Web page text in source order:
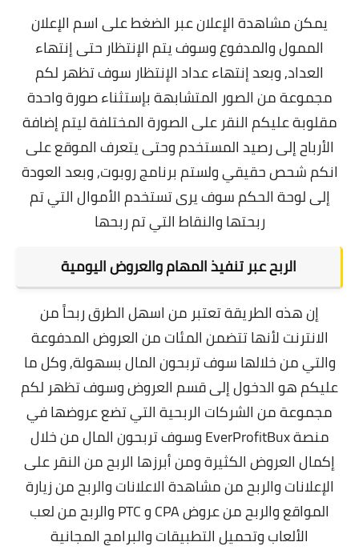
يمكن مشاهدة الإعلان عبر الضغط على اسم الإعلان
الممول والمدفوع وسوف يتم الإنتظار حتى إنتهاء
العداد, وبعد إنتهاء عداد الإنتظار سوف تظهر لكم
مجموعة من الصور المتشابهة بإستثناء صورة واحدة
مقلوبة عليكم النقر على الصورة المختلفة ليتم إضافة
الأرباح إلى رصيد المستخدم وحتى يتعرف الموقع على
انكم شحص حقيقي ولستم برنامج روبوت, وبعد العودة
إلى لوحة الحكم سوف يرى تستخدم الأموال التي تم
ربحتها والنقاط التي تم ربحها
الربح عبر تنفيذ المهام والعروض اليومية
إن هذه الطريقة تعتبر من اسهل الطرق ربحاً من
الانترنت لأنها تتضمن المئات من العروض المدفوعة
والتي من خلالها سوف تربحون المال بسهولة, وكل ما
عليكم هو الدخول إلى قسم العروض وسوف تظهر لكم
مجموعة من الشركات الربحية التي تضع عروضها في
منصة EverProfitBux وسوف تربحون المال من خلال
إكمال العروض الكثيرة ومن أبرزها الربح من النقر على
الإعلانات والربح من مشاهدة الاعلانات والربح من زيارة
المواقع والربح من عروض CPA و PTC والربح من لعب
الألعاب وتحميل التطبيقات والبرامج المجانية